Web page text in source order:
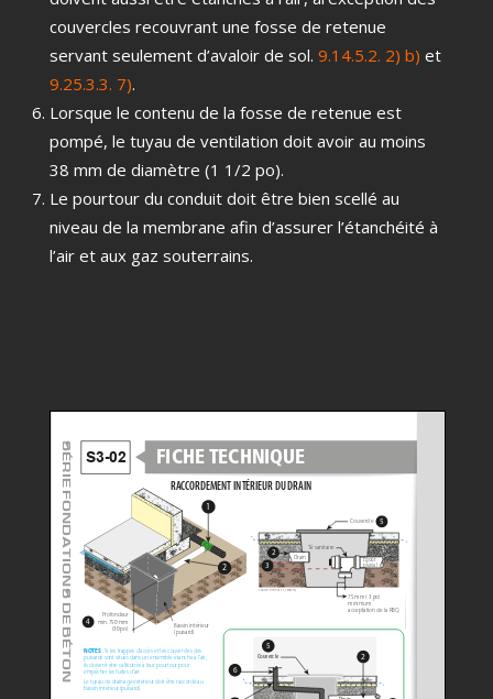
couvercles recouvrant une fosse de retenue
servant seulement d’avaloir de sol. 9.14.5.2. 2) b) et
9.25.3.3. 7).
Lorsque le contenu de la fosse de retenue est
pompé, le tuyau de ventilation doit avoir au moins
38 mm de diamètre (1 1/2 po).
Le pourtour du conduit doit être bien scellé au
niveau de la membrane afin d’assurer l’étanchéité à
l’air et aux gaz souterrains.